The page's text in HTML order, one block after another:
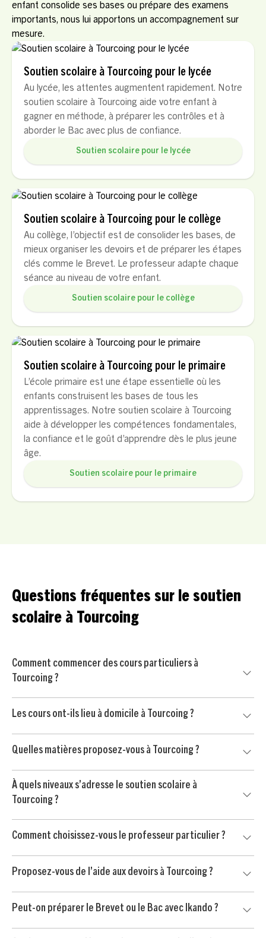
enfant consolide ses bases ou prépare des examens
importants, nous lui apportons un accompagnement sur
mesure.
Soutien scolaire à Tourcoing pour le lycée
Au lycée, les attentes augmentent rapidement. Notre
soutien scolaire à Tourcoing aide votre enfant à
gagner en méthode, à préparer les contrôles et à
aborder le Bac avec plus de confiance.
Soutien scolaire pour le lycée
Soutien scolaire à Tourcoing pour le collège
Au collège, l’objectif est de consolider les bases, de
mieux organiser les devoirs et de préparer les étapes
clés comme le Brevet. Le professeur adapte chaque
séance au niveau de votre enfant.
Soutien scolaire pour le collège
Soutien scolaire à Tourcoing pour le primaire
L’école primaire est une étape essentielle où les
enfants construisent les bases de tous les
apprentissages. Notre soutien scolaire à Tourcoing
aide à développer les compétences fondamentales,
la confiance et le goût d’apprendre dès le plus jeune
âge.
Soutien scolaire pour le primaire
Questions fréquentes sur le soutien
scolaire à Tourcoing
Comment commencer des cours particuliers à
Tourcoing ?
avec un conseiller pédagogique. Nous mettons ensuite
votre enfant en relation avec un professeur particulier
soigneusement sélectionné à Tourcoing, puis vous
Les cours ont-ils lieu à domicile à Tourcoing ?
Tourcoing et dans les environs, selon vos disponibilités et
l’organisation de votre famille.
Quelles matières proposez-vous à Tourcoing ?
Nous proposons du soutien scolaire dans les matières
principales : mathématiques, français, anglais, physique-
chimie, SVT, histoire-géo, langues et méthodologie.
À quels niveaux s’adresse le soutien scolaire à
Tourcoing ?
du collège et du lycée, avec des séances adaptées au
niveau, aux devoirs et aux objectifs de progression.
Comment choisissez-vous le professeur particulier ?
matières prioritaires, sa personnalité et vos contraintes
d’organisation pour trouver le professeur le plus adapté.
Proposez-vous de l’aide aux devoirs à Tourcoing ?
Le professeur aide votre enfant à mieux comprendre les
consignes, organiser son travail et gagner en autonomie.
Peut-on préparer le Brevet ou le Bac avec Ikando ?